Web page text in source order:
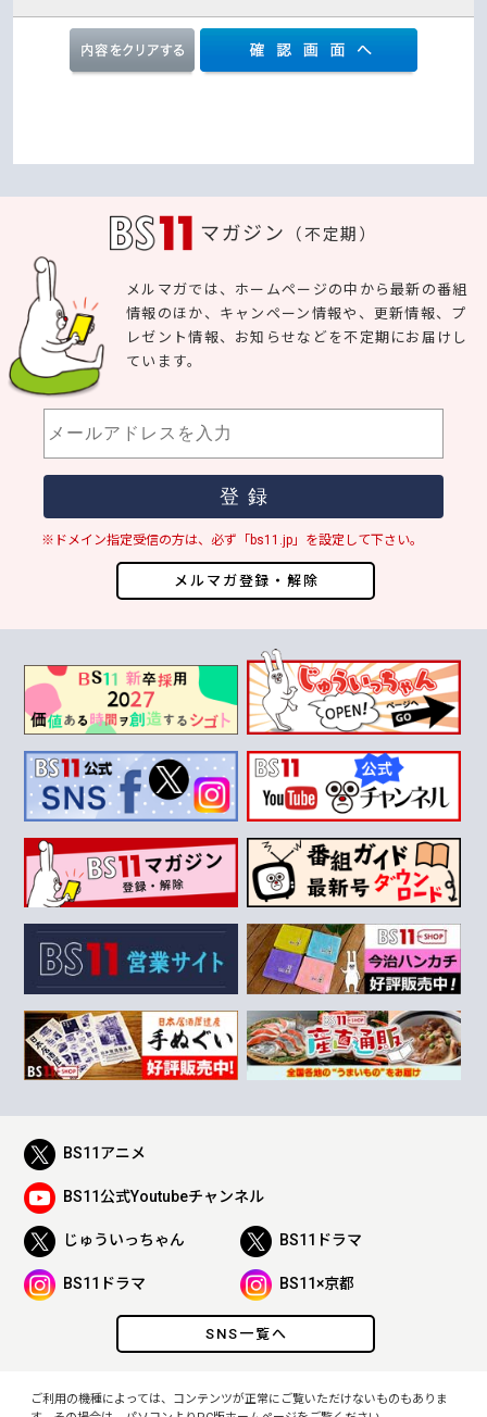
マガジン （不定期）
メルマガ登録・解除
メルマガでは、ホームページの中から最新の番組
情報のほか、キャンペーン情報や、更新情報、プ
レゼント情報、お知らせなどを不定期にお届けし
ています。
※ドメイン指定受信の方は、必ず「bs11.jp」を設定して下さい。
SNS一覧へ
BS11アニメ
BS11公式Youtubeチャンネル
じゅういっちゃん BS11ドラマ
BS11ドラマ BS11×京都
ご利用の機種によっては、コンテンツが正常にご覧いただけないものもありま